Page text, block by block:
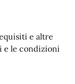
e altre
e le condizioni